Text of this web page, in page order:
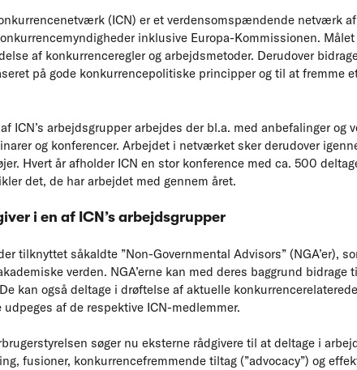
(ICN) er et verdensomspændende netværk
inklusive Europa-Kommissionen.
af konkurrenceregler og arbejdsmetoder. Derudover
på gode konkurrencepolitiske principper og til at fremme
ICN’s arbejdsgrupper arbejdes der bl.a. med anbefalinger og
og konferencer. Arbejdet i netværket sker derudover
Hvert år afholder ICN en stor konference med ca. 500
det, de har arbejdet med gennem året.
i en af ICN’s arbejdsgrupper
tilknyttet såkaldte ”Non-Governmental Advisors” (NGA’er),
verden. NGA’erne kan med deres baggrund bidrage
kan også deltage i drøftelse af aktuelle
udpeges af de respektive ICN-medlemmer.
søger nu eksterne rådgivere til at deltage i
fusioner, konkurrencefremmende tiltag (”advocacy”) og